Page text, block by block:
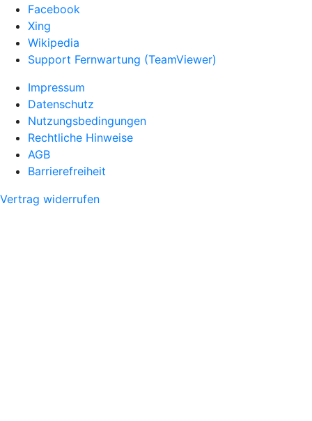
Facebook
Xing
Wikipedia
Support Fernwartung (TeamViewer)
Impressum
Datenschutz
Nutzungsbedingungen
Rechtliche Hinweise
AGB
Barrierefreiheit
Vertrag widerrufen